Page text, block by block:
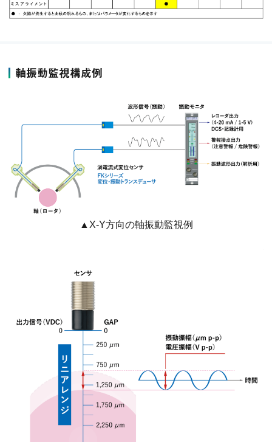
軸振動監視構成例
▲X-Y方向の軸振動監視例